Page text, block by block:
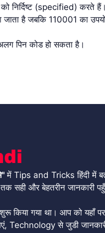
निर्दिष्ट (specified) करते
है जबकि 110001 का
पिन कोड हो सकता है।
में Tips and Tricks हिंदी में
सही और बेहतरीन जानकारी
गया था। आप को यहाँ पर
Technology से जुडी